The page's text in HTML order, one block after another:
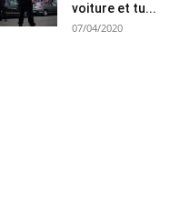
voiture et tu...
07/04/2020